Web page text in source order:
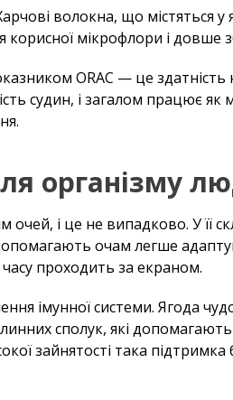
волокна, що містяться
мікрофлори і довше
ORAC — це здатність
судин, і загалом працює
організму
і це не випадково. У її
очам легше
проходить за екраном.
імунної системи. Ягода
сполук, які
зайнятості така підтримка